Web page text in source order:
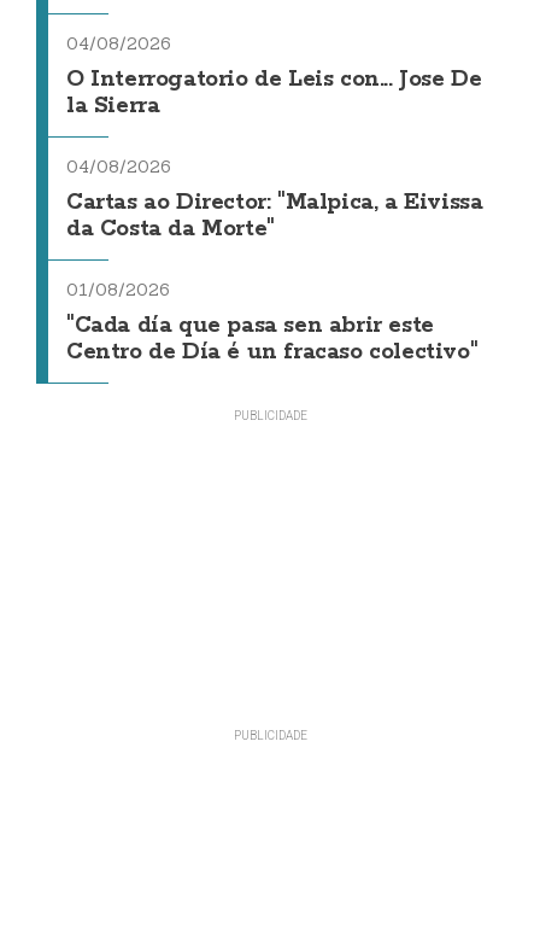
04/08/2026
O Interrogatorio de Leis con... Jose De
la Sierra
04/08/2026
Cartas ao Director: "Malpica, a Eivissa
da Costa da Morte"
01/08/2026
"Cada día que pasa sen abrir este
Centro de Día é un fracaso colectivo"